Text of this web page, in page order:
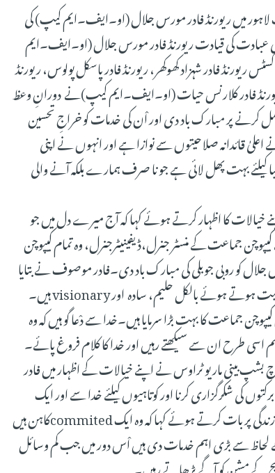
لکھپت لاہور میں ریورنڈ فادر مورس جلال (او۔ایف۔ایم کیپ) کی
عبادت کی قیادت ریورنڈ فادر مورس جلال (او۔ایف۔ایم
فادر شہزاد کھوکھر، ریورنڈ فادر پاسکل پولوس، ریورنڈ
فادر کلارنس حیات (او۔ایف۔ایم کیپ)نے دورانِ وعظ
کرنے پر مبارک باد دی اور اْن کی خدمات کو خراجِ تحسین
قائدانہ صلاحیتوں سے نوازا ہے اور انہوں نے اپنی
بہت پھل لائی ہے جو نا صرف ہمارے بلکہ آنے والی
خیالات کا اظہار کرتے ہوئے کہا کہ آج میرے دل میں جو
جماعت کے منسٹر جنرل،ڈیفینیٹرجنرل، وہ تمام کیپوچن
کو روبی جوبلی کی مبارک باد دی۔فادر موصوف نے بتایا
کہ ہمیں ریورنڈ فادر مورس کی زندگی سے سیکھنا چاہئے۔وہ اعلیٰ شخصیت ہوتے ہوئے بالکل حلیم، سادہ اور visionary ہیں۔
جماعت کا بہت بڑا سرمایا ہیں۔خدا سے دْعا گو ہیں کہ وہ
طرح ان سے سیکھتے رہیں اور خدا کا کلام فروغ پائے۔
بینی ماریو ٹراوس نے اپنے خیالات کے اظہار میں فادر
کی شکرگزاری کرنا اور کوتاہیوں کیلئے خدا سے اور ایک
دوسرے سے معافی مانگنا ہے۔بشپ جی نے ریورنڈ فادر مورس کی زندگی پر بات کرتے ہوئے کہا کہ وہ ایک commitedکاہن ہیں
لحاظ سے بڑی اہم خدمات دی ہیں اْس دور میں جب کم وسائل